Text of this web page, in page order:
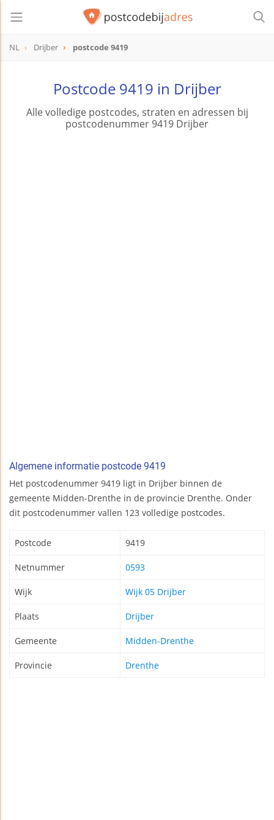
NL Drijber postcode 9419
Postcode 9419 in Drijber
Alle volledige postcodes, straten en adressen bij
postcodenummer 9419 Drijber
Algemene informatie postcode 9419
Het postcodenummer 9419 ligt in Drijber binnen de
gemeente Midden-Drenthe in de provincie Drenthe. Onder
dit postcodenummer vallen 123 volledige postcodes.
Postcode 9419
Netnummer 0593
Wijk Wijk 05 Drijber
Plaats Drijber
Gemeente Midden-Drenthe
Provincie Drenthe